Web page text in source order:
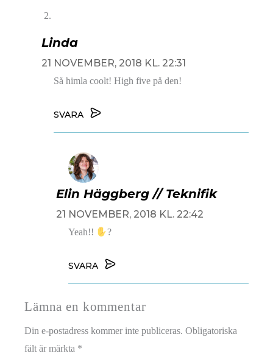
Linda
21 NOVEMBER, 2018 KL. 22:31
Så himla coolt! High five på den!
SVARA
Elin Häggberg // Teknifik
21 NOVEMBER, 2018 KL. 22:42
Yeah!! ?
SVARA
Lämna en kommentar
Din e-postadress kommer inte publiceras. Obligatoriska
fält är märkta *